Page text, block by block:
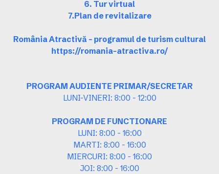
6. Tur virtual
7.Plan de revitalizare
România Atractivă – programul de turism cultural
https://romania-atractiva.ro/
PROGRAM AUDIENTE PRIMAR/SECRETAR
LUNI-VINERI: 8:00 - 12:00
PROGRAM DE FUNCTIONARE
LUNI: 8:00 - 16:00
MARTI: 8:00 - 16:00
MIERCURI: 8:00 - 16:00
JOI: 8:00 - 16:00